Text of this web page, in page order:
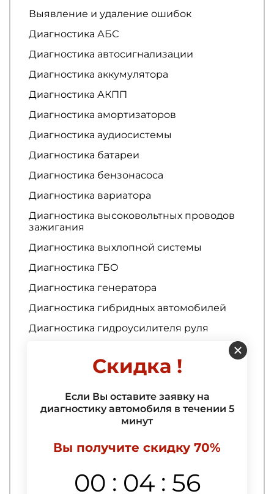
Выявление и удаление ошибок
Диагностика АБС
Диагностика автосигнализации
Диагностика аккумулятора
Диагностика АКПП
Диагностика амортизаторов
Диагностика аудиосистемы
Диагностика батареи
Диагностика бензонасоса
Диагностика вариатора
Диагностика высоковольтных проводов
зажигания
Диагностика выхлопной системы
Диагностика ГБО
Диагностика генератора
Диагностика гибридных автомобилей
Диагностика гидроусилителя руля
Диагностика двигателя
Ремонт кузова
3D тюнинг авто
Аквапринт
Скидка !
Если Вы оставите заявку на
диагностику автомобиля в течении 5
минут
Вы получите скидку 70%
00 : 04 : 55